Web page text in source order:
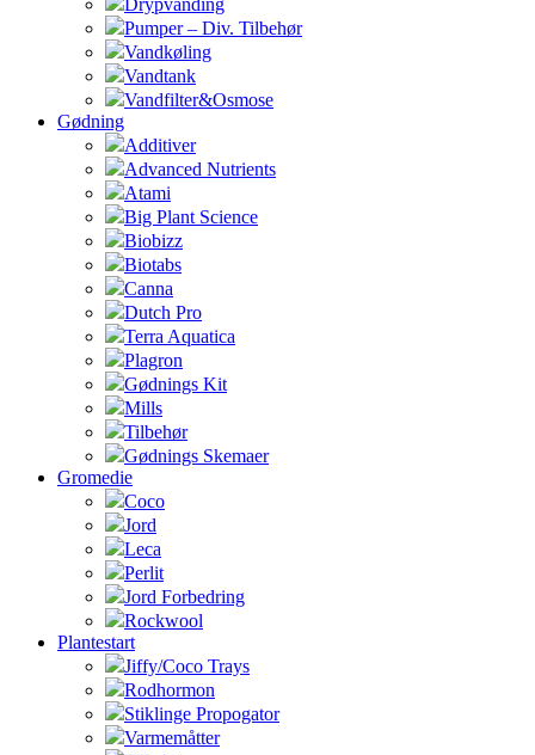
Drypvanding
Pumper – Div. Tilbehør
Vandkøling
Vandtank
Vandfilter&Osmose
Gødning
Additiver
Advanced Nutrients
Atami
Big Plant Science
Biobizz
Biotabs
Canna
Dutch Pro
Terra Aquatica
Plagron
Gødnings Kit
Mills
Tilbehør
Gødnings Skemaer
Gromedie
Coco
Jord
Leca
Perlit
Jord Forbedring
Rockwool
Plantestart
Jiffy/Coco Trays
Rodhormon
Stiklinge Propogator
Varmemåtter